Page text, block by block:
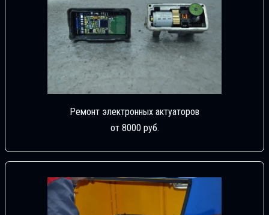
Ремонт электронных актуаторов
от 8000 руб.